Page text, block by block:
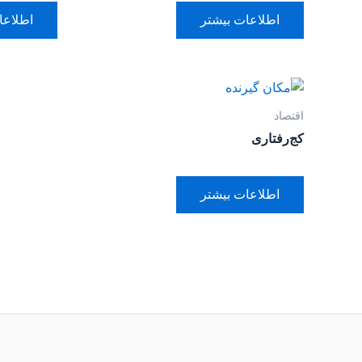
اطلاعات بیشتر
اقتصاد
کج‌رفتاری
اطلاعات بیشتر